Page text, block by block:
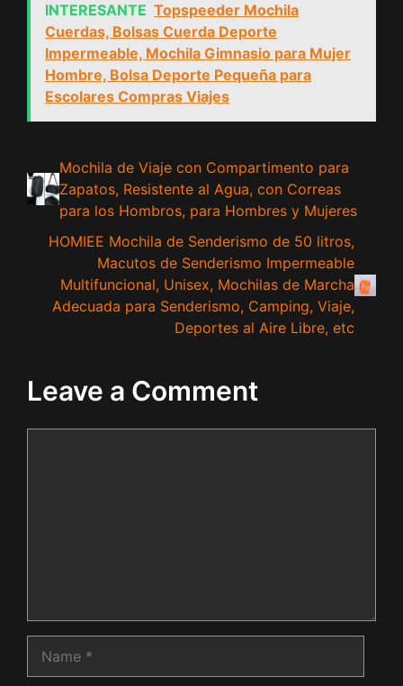
INTERESANTE Topspeeder Mochila
Cuerdas, Bolsas Cuerda Deporte
Impermeable, Mochila Gimnasio para Mujer
Hombre, Bolsa Deporte Pequeña para
Escolares Compras Viajes
Mochila de Viaje con Compartimento para
Zapatos, Resistente al Agua, con Correas
para los Hombros, para Hombres y Mujeres
HOMIEE Mochila de Senderismo de 50 litros,
Macutos de Senderismo Impermeable
Multifuncional, Unisex, Mochilas de Marcha
Adecuada para Senderismo, Camping, Viaje,
Deportes al Aire Libre, etc
Leave a Comment